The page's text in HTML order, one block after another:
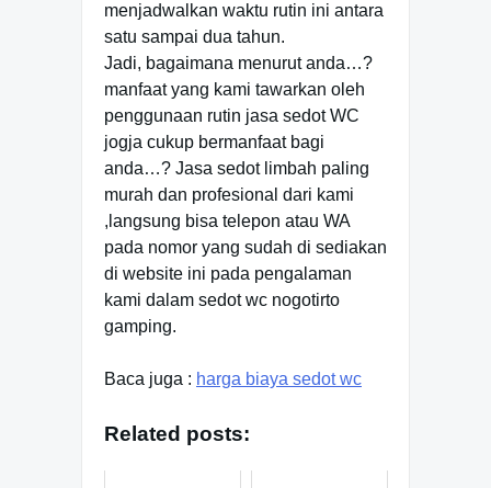
menjadwalkan waktu rutin ini antara
satu sampai dua tahun.
Jadi, bagaimana menurut anda…?
manfaat yang kami tawarkan oleh
penggunaan rutin jasa sedot WC
jogja cukup bermanfaat bagi
anda…? Jasa sedot limbah paling
murah dan profesional dari kami
,langsung bisa telepon atau WA
pada nomor yang sudah di sediakan
di website ini pada pengalaman
kami dalam sedot wc nogotirto
gamping.
Baca juga : harga biaya sedot wc
Related posts: